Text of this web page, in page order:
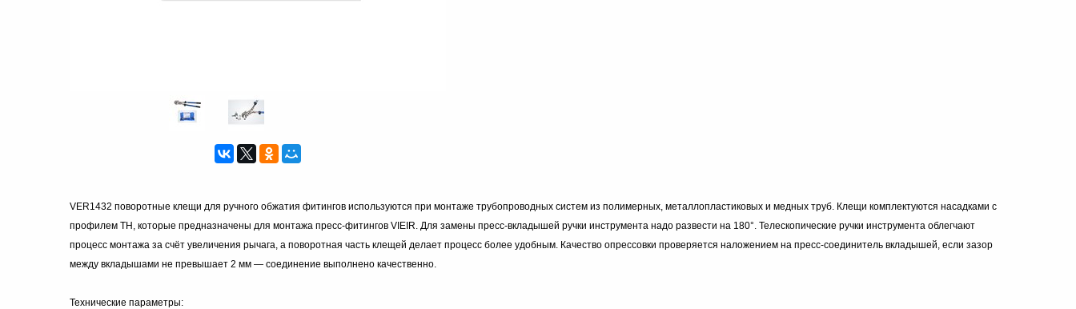
VER1432 поворотные клещи для ручного обжатия фитингов используются при монтаже трубопроводных систем из полимерных, металлопластиковых и медных труб. Клещи комплектуются насадками с
профилем ТН, которые предназначены для монтажа пресс-фитингов VIEIR. Для замены пресс-вкладышей ручки инструмента надо развести на 180°. Телескопические ручки инструмента облегчают
процесс монтажа за счёт увеличения рычага, а поворотная часть клещей делает процесс более удобным. Качество опрессовки проверяется наложением на пресс-соединитель вкладышей, если зазор
между вкладышами не превышает 2 мм — соединение выполнено качественно.
Технические параметры: